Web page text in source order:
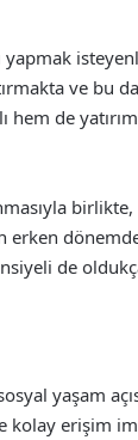
yapmak
ve bu
hem de
de
yaşam
erişim